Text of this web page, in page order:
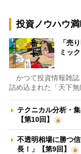
投資ノウハウ満
「売
ミッ
かつて投資情報雑誌
詰め込まれた「天下
テクニカル分析・
【第10回】
不透明相場に勝つ
長！」【第9回】